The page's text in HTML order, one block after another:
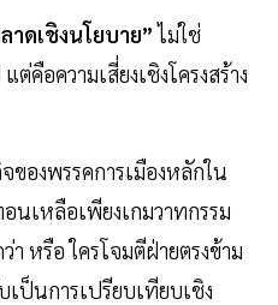
าดเชิงนโยบาย”ไม่ใช่
คือความเสี่ยงเชิงโครงสร้าง
ของพรรคการเมืองหลักใน
นเหลือเพียงเกมวาทกรรม
า หรือ ใครโจมตีฝ่ายตรงข้าม
เป็นการเปรียบเทียบเชิง